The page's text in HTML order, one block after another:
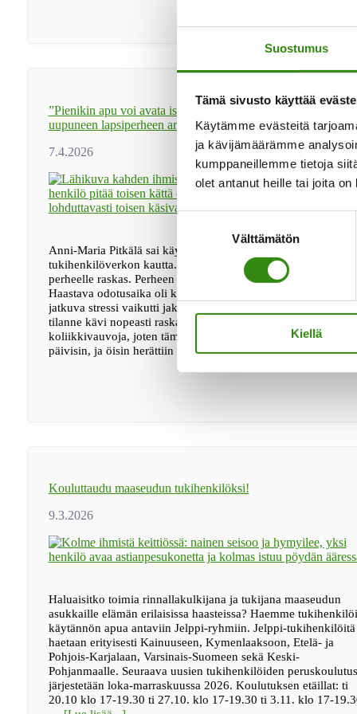
Suostumus
Tämä sivusto käyttää
Käytämme evästeitä
ja kävijämäärämme
kumppaneillemme tietoja
olet antanut heille tai joita
Välttämätön
Kiellä
avun
pyytämisen
”Pienikin apu voi avata isoja solmuja” – Jelppi toi apua
uupuneen lapsiperheen arkeen
Anni-Maria Pitkälä sai käytännön apua kotiin Maaseudun
tukihenkilöverkon kautta. Viime vuosi oli Anni-Maria Pitkälän
perheelle raskas. Perheen neljäs lapsi syntyi tammikuussa
Haastava odotusaika oli kuormittanut Anni-Mariaa jo
jatkuva stressi vaikutti jaksamiseen. Vauvalla oli koliikki, ja
tilanne kävi nopeasti raskaaksi. – Aiemmat lapset eivät olleet
koliikkivauvoja, joten tämä tuli täysin uutena. Itkua oli paljon
päivisin, ja öisin herättiin parin tunnin välein. …[Lue lisää...]
Kouluttaudu maaseudun tukihenkilöksi!
Haluaisitko toimia rinnallakulkijana ja tukijana maaseudun
asukkaille elämän erilaisissa haasteissa? Haemme
käytännön apua antaviin Jelppi-ryhmiin. Jelppi-tukihenkilöitä
haetaan erityisesti Kainuuseen, Kymenlaaksoon, Etelä- ja
Pohjois-Karjalaan, Varsinais-Suomeen sekä Keski-
Pohjanmaalle. Seuraava uusien tukihenkilöiden peruskoulutus
järjestetään loka-marraskuussa 2026. Koulutuksen etäillat: ti
20.10 klo 17-19.30 ti 27.10. klo 17-19.30 ti 3.11. klo 17-